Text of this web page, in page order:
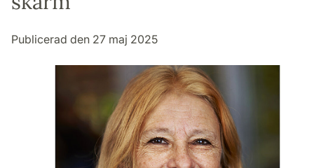
Publicerad den 27 maj 2025